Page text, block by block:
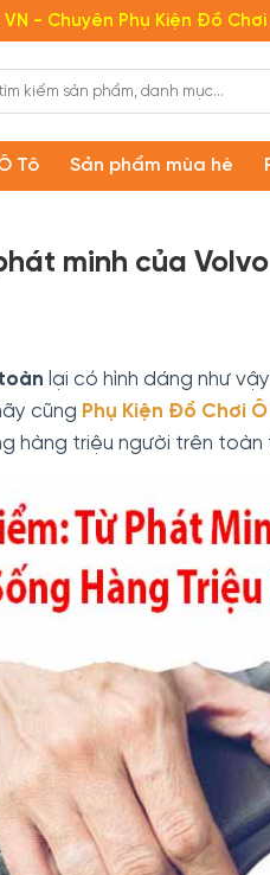
- Chuyên Phụ Kiện Đồ
Tô Sản phẩm mùa hè
minh của
lại có hình dáng như
cũng Phụ Kiện Đồ Chơi Ô
hàng triệu người trên toàn